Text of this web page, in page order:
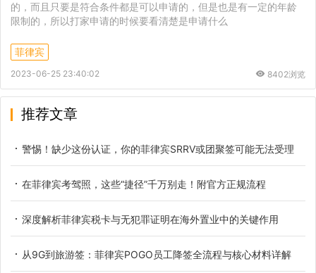
的，而且只要是符合条件都是可以申请的，但是也是有一定的年龄
限制的，所以打家申请的时候要看清楚是申请什么
菲律宾
2023-06-25 23:40:02 8402浏览
推荐文章
警惕！缺少这份认证，你的菲律宾SRRV或团聚签可能无法受理
在菲律宾考驾照，这些“捷径”千万别走！附官方正规流程
深度解析菲律宾税卡与无犯罪证明在海外置业中的关键作用
从9G到旅游签：菲律宾POGO员工降签全流程与核心材料详解